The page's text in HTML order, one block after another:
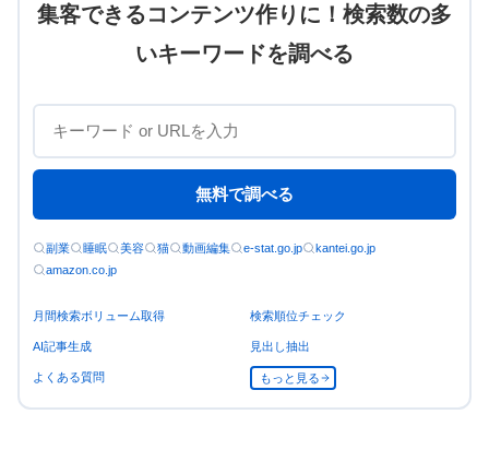
集客できるコンテンツ作りに！検索数の多
いキーワードを調べる
無料で調べる
副業 睡眠 美容 猫 動画編集 e-stat.go.jp
kantei.go.jp
amazon.co.jp
月間検索ボリューム取得 検索順位チェック
AI記事生成 見出し抽出
よくある質問 もっと見る